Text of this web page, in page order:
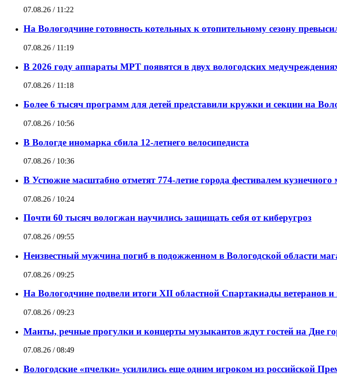
07.08.26 / 11:22
На Вологодчине готовность котельных к отопительному сезону
07.08.26 / 11:19
В 2026 году аппараты МРТ появятся в двух вологодских
07.08.26 / 11:18
Более 6 тысяч программ для детей представили кружки и секции на
07.08.26 / 10:56
В Вологде иномарка сбила 12-летнего велосипедиста
07.08.26 / 10:36
В Устюжне масштабно отметят 774-летие города фестивалем кузнечного
07.08.26 / 10:24
Почти 60 тысяч вологжан научились защищать себя от киберугроз
07.08.26 / 09:55
Неизвестный мужчина погиб в подожженном в Вологодской области
07.08.26 / 09:25
На Вологодчине подвели итоги XII областной Спартакиады ветеранов и
07.08.26 / 09:23
Манты, речные прогулки и концерты музыкантов ждут гостей на Дне
07.08.26 / 08:49
Вологодские «пчелки» усилились еще одним игроком из российской